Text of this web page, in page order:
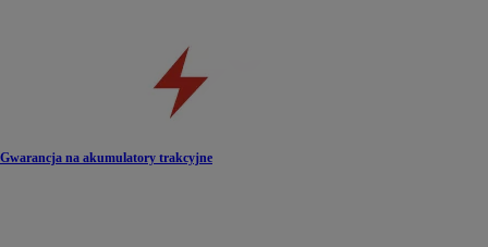
Gwarancja na akumulatory trakcyjne